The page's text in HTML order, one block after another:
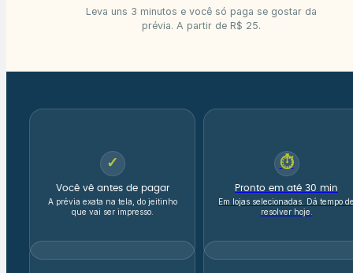
Leva uns 3 minutos e você só paga se gostar da
prévia. A partir de R$ 25.
✓
Você vê antes de pagar
A prévia exata na tela, do jeitinho
que vai ser impresso.
⏱
Pronto em até 30 min
Em lojas selecionadas. Dá tempo
resolver hoje.